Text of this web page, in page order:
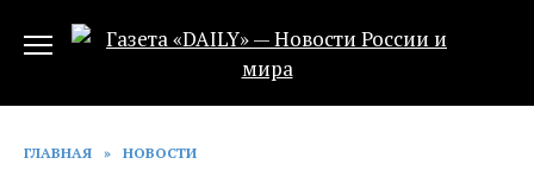
ГЛАВНАЯ » НОВОСТИ